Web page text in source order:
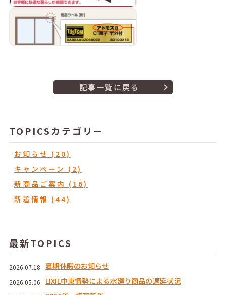
記事一覧に戻る
TOPICSカテゴリー
お知らせ (20)
キャンぺーン (2)
新商品ご案内 (16)
新着情報 (44)
最新TOPICS
2026.07.18 夏期休暇のお知らせ
2026.05.06 LIXIL中東情勢による水廻り商品の遅延状況